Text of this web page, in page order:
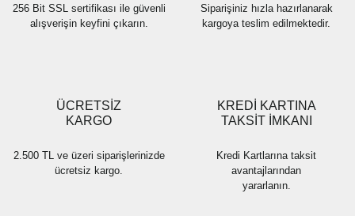
256 Bit SSL sertifikası ile güvenli
alışverişin keyfini çıkarın.
Siparişiniz hızla hazırlanarak
kargoya teslim edilmektedir.
ÜCRETSİZ
KARGO
2.500 TL ve üzeri siparişlerinizde
ücretsiz kargo.
KREDİ KARTINA
TAKSİT İMKANI
Kredi Kartlarına taksit
avantajlarından
yararlanın.